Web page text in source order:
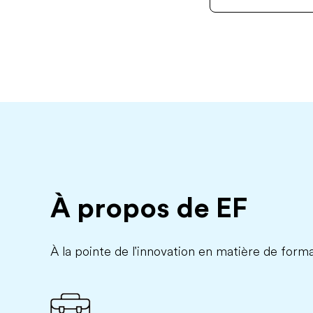
À propos de EF
À la pointe de l'innovation en matière de